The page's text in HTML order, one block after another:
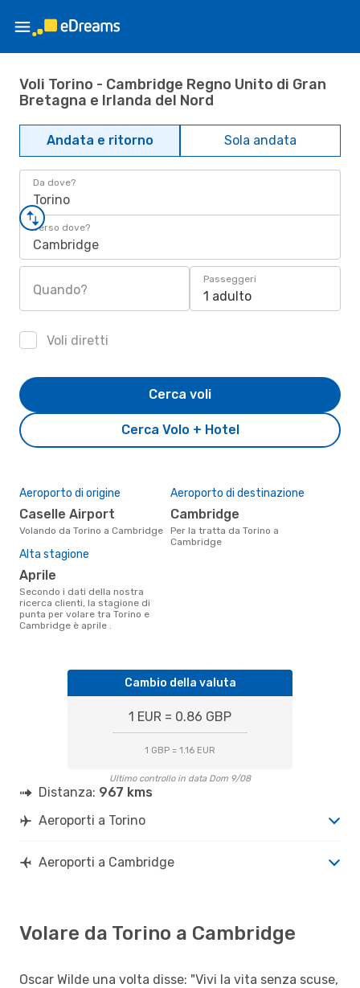
Voli Torino - Cambridge Regno Unito di Gran
Bretagna e Irlanda del Nord
Andata e ritorno Sola andata
Da dove?
Torino
Verso dove?
Cambridge
Quando?
Passeggeri
1 adulto
Voli diretti
Cerca Volo + Hotel
Cerca voli
Aeroporto di origine
Caselle Airport
Volando da Torino a Cambridge
Aeroporto di destinazione
Cambridge
Per la tratta da Torino a
Cambridge
Alta stagione
aprile
Secondo i dati della nostra
ricerca clienti, la stagione di
punta per volare tra Torino e
Cambridge è aprile .
Cambio della valuta
1 EUR = 0.86 GBP
1 GBP = 1.16 EUR
Ultimo controllo in data Dom 9/08
Distanza: 967 kms
Aeroporti a Torino
Aeroporti a Cambridge
Volare da Torino a Cambridge
Oscar Wilde una volta disse: "Vivi la vita senza scuse,